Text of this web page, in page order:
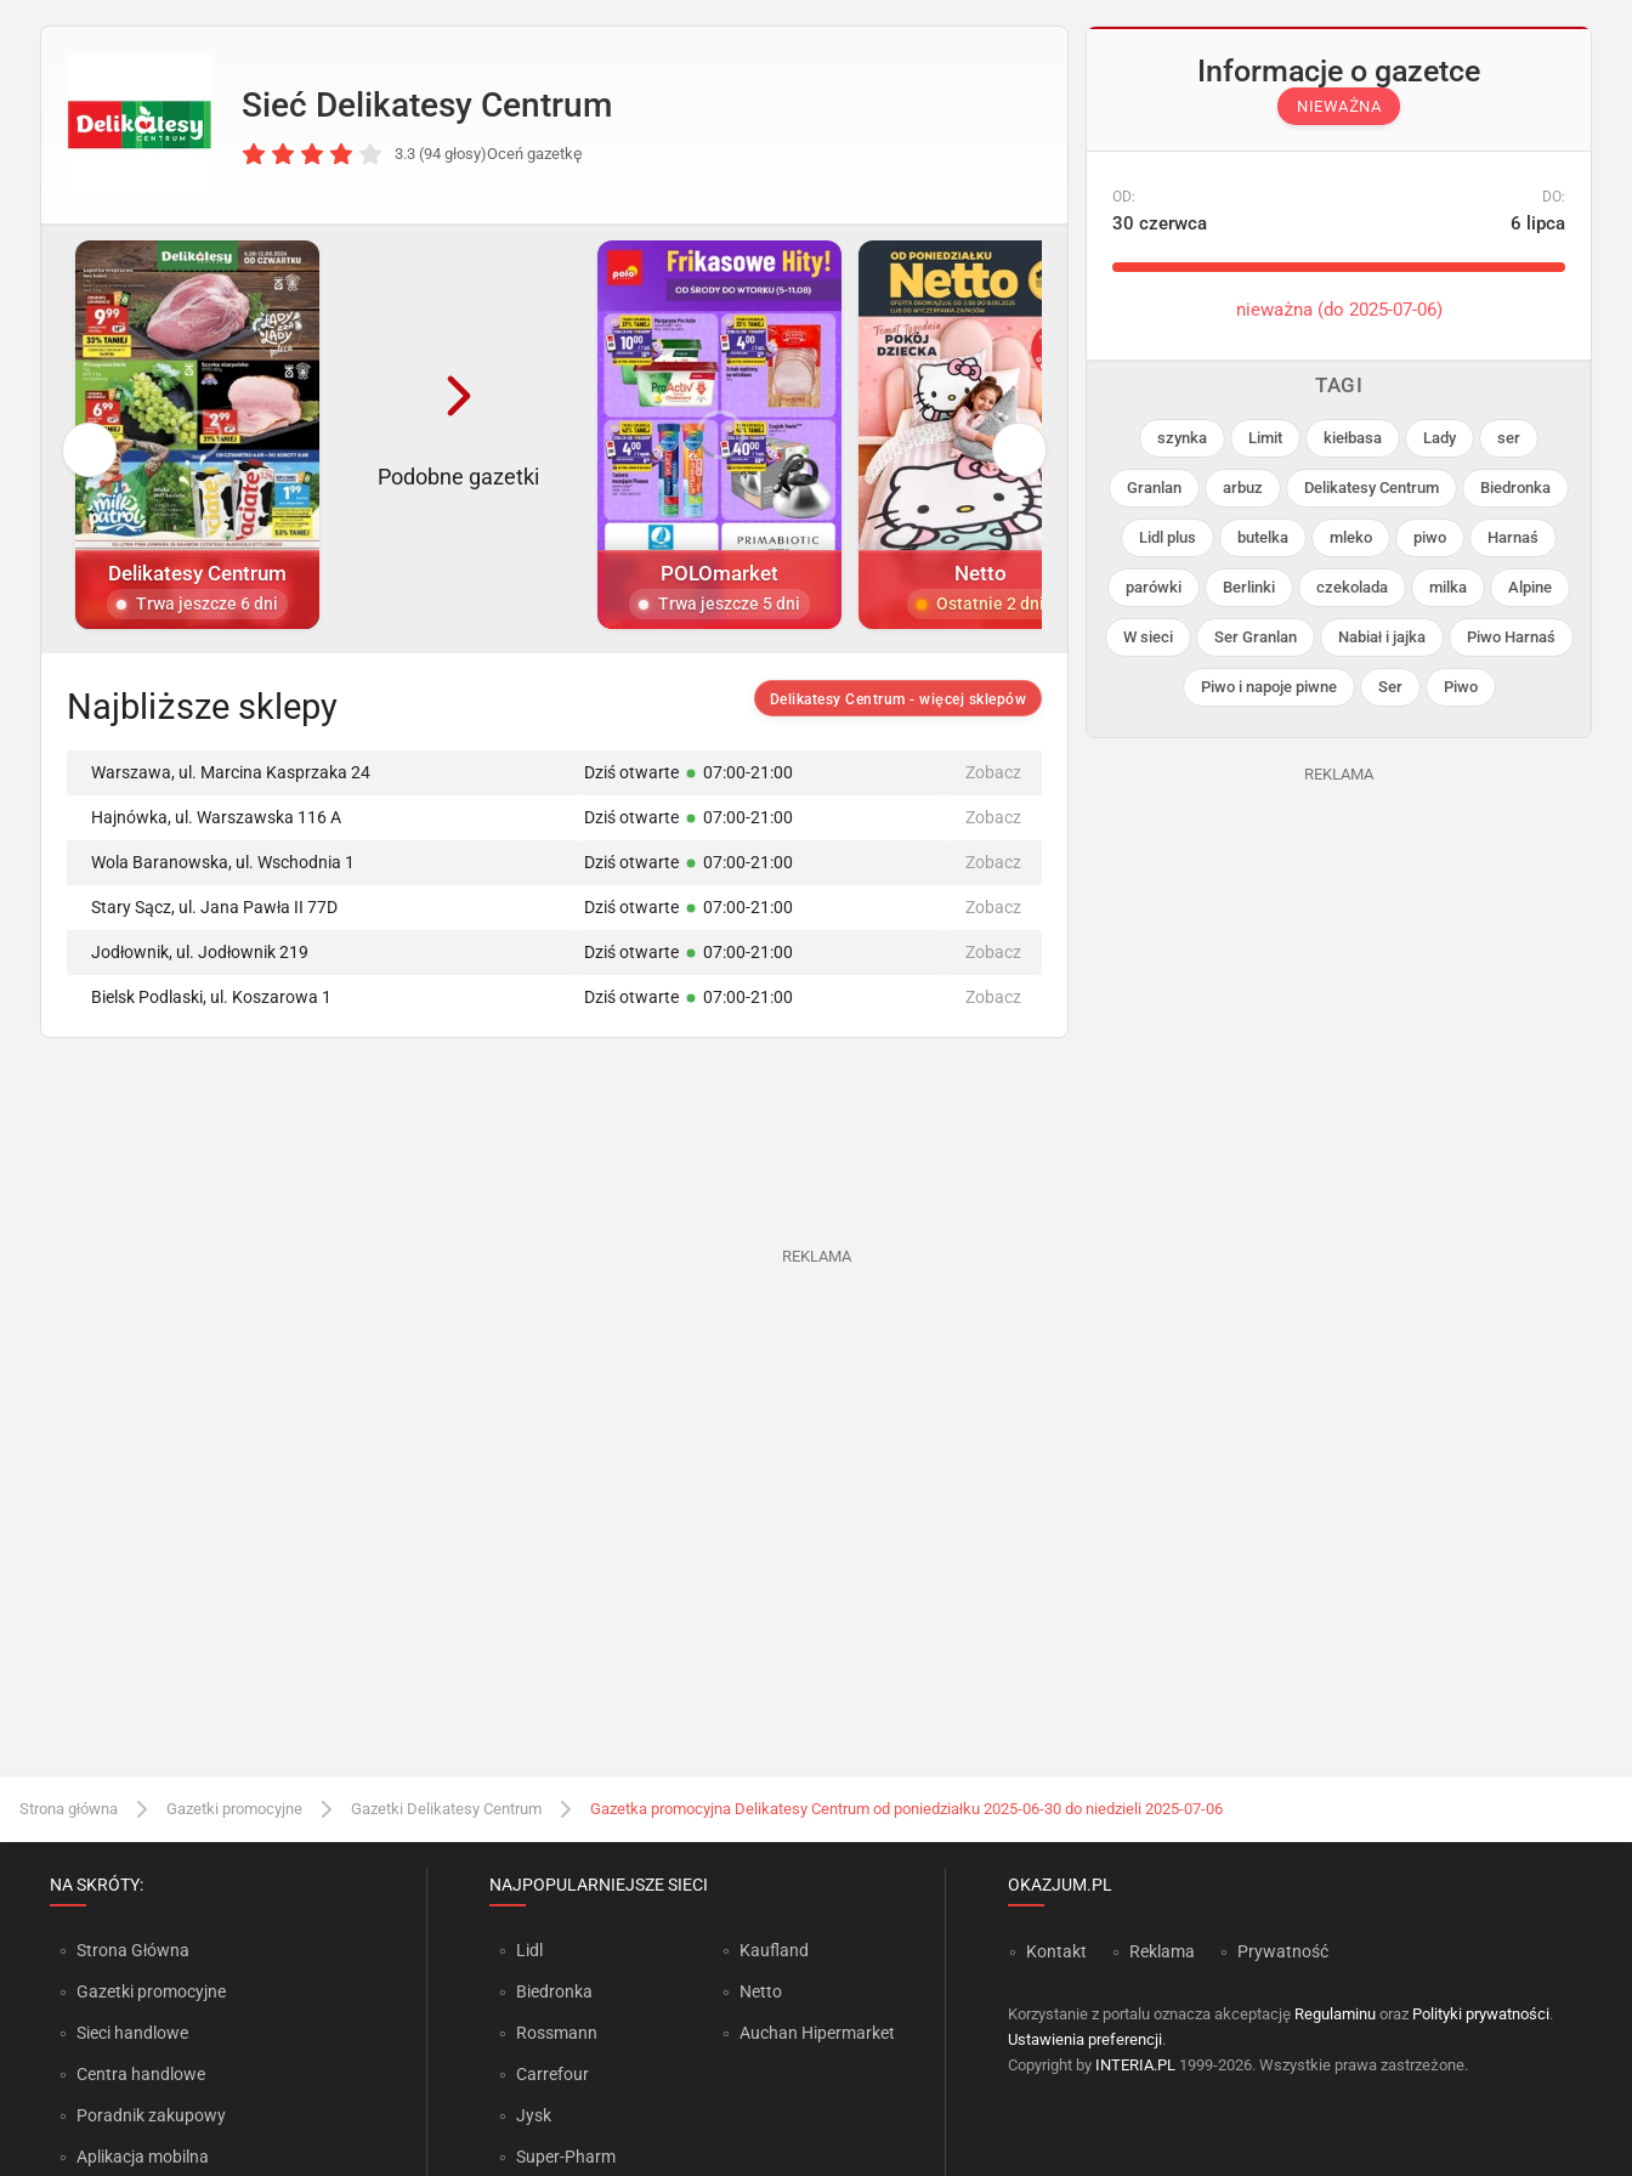
Sieć Delikatesy Centrum
3.3 (94 głosy)Oceń gazetkę
Delikatesy Centrum
Trwa jeszcze 6 dni
Podobne gazetki
POLOmarket
Trwa jeszcze 5 dni
Netto
Ostatnie 2 dni
POLOmarket
Trwa jeszcze 5 dni
Netto
Ostatnie 2 dni
Najbliższe sklepy Delikatesy Centrum - więcej sklepów
Warszawa, ul. Marcina Kasprzaka 24 Dziś otwarte 07:00-21:00 Zobacz
Hajnówka, ul. Warszawska 116 A Dziś otwarte 07:00-21:00 Zobacz
Wola Baranowska, ul. Wschodnia 1 Dziś otwarte 07:00-21:00 Zobacz
Stary Sącz, ul. Jana Pawła II 77D Dziś otwarte 07:00-21:00 Zobacz
Jodłownik, ul. Jodłownik 219 Dziś otwarte 07:00-21:00 Zobacz
Bielsk Podlaski, ul. Koszarowa 1 Dziś otwarte 07:00-21:00 Zobacz
Informacje o gazetce
NIEWAŻNA
OD:
30 czerwca
DO:
6 lipca
nieważna (do 2025-07-06)
TAGI
szynka Limit kiełbasa Lady ser
Granlan arbuz Delikatesy Centrum Biedronka
Lidl plus butelka mleko piwo Harnaś
parówki Berlinki czekolada milka Alpine
W sieci Ser Granlan Nabiał i jajka Piwo Harnaś
Piwo i napoje piwne Ser Piwo
REKLAMA
REKLAMA
Strona główna Gazetki promocyjne Gazetki Delikatesy Centrum Gazetka promocyjna Delikatesy Centrum od poniedziałku 2025-06-30 do niedzieli 2025-07-06
NA SKRÓTY:
Strona Główna
Gazetki promocyjne
Sieci handlowe
Centra handlowe
Poradnik zakupowy
Aplikacja mobilna
NAJPOPULARNIEJSZE SIECI
Lidl
Biedronka
Rossmann
Carrefour
Jysk
Super-Pharm
Kaufland
Netto
Auchan Hipermarket
OKAZJUM.PL
Kontakt Reklama Prywatność
Korzystanie z portalu oznacza akceptację Regulaminu oraz Polityki prywatności.
Ustawienia preferencji.
Copyright by INTERIA.PL 1999-2026. Wszystkie prawa zastrzeżone.